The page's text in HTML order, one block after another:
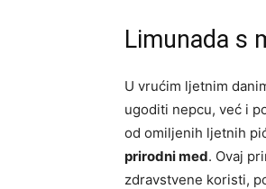
Limunada s
U vrućim ljetnim
ugoditi nepcu, već i
od omiljenih ljetnih
prirodni med. Ovaj
zdravstvene koristi,